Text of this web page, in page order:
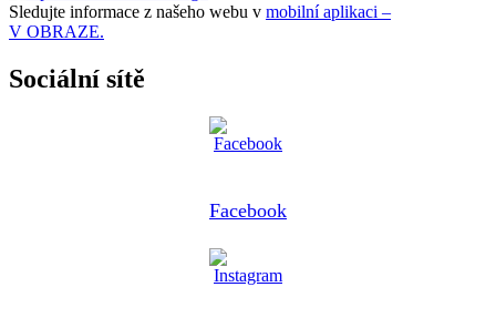
Sledujte informace z našeho webu v mobilní aplikaci –
V OBRAZE.
Sociální sítě
Facebook